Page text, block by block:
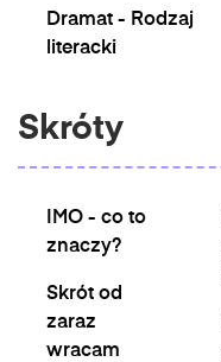
Dramat - Rodzaj
literacki
Skróty
IMO - co to
znaczy?
Skrót od
zaraz
wracam